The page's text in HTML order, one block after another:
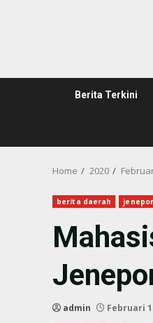
Berita Terkini
Home 2020
berita daerah
admin Februari